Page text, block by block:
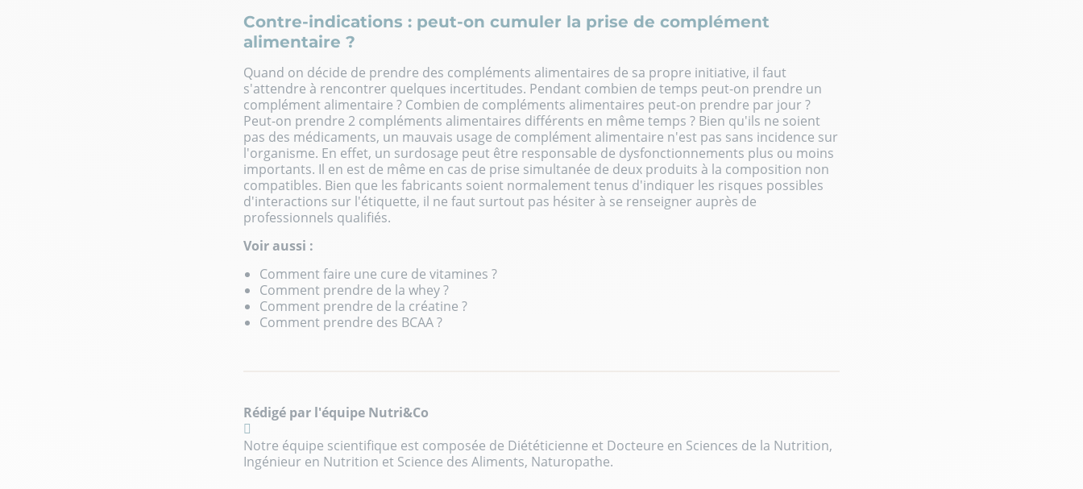
Contre-indications : peut-on cumuler la prise de complément
alimentaire ?
Quand on décide de prendre des compléments alimentaires de sa propre initiative, il faut
s'attendre à rencontrer quelques incertitudes. Pendant combien de temps peut-on prendre un
complément alimentaire ? Combien de compléments alimentaires peut-on prendre par jour ?
Peut-on prendre 2 compléments alimentaires différents en même temps ? Bien qu'ils ne soient
pas des médicaments, un mauvais usage de complément alimentaire n'est pas sans incidence sur
l'organisme. En effet, un surdosage peut être responsable de dysfonctionnements plus ou moins
importants. Il en est de même en cas de prise simultanée de deux produits à la composition non
compatibles. Bien que les fabricants soient normalement tenus d'indiquer les risques possibles
d'interactions sur l'étiquette, il ne faut surtout pas hésiter à se renseigner auprès de
professionnels qualifiés.
Voir aussi :
Comment faire une cure de vitamines ?
Comment prendre de la whey ?
Comment prendre de la créatine ?
Comment prendre des BCAA ?
Rédigé par l'équipe Nutri&Co
Notre équipe scientifique est composée de Diététicienne et Docteure en Sciences de la Nutrition,
Ingénieur en Nutrition et Science des Aliments, Naturopathe.